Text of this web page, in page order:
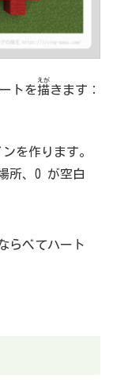
トを描
えが
き ます ：
を作ります。
所、0 が空白
らべてハート